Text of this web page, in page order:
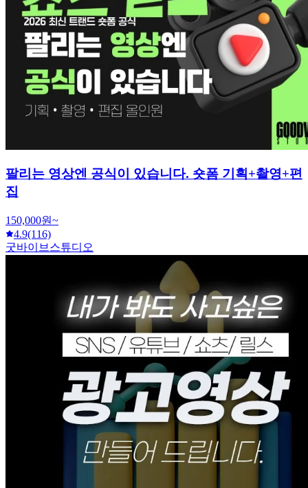
팔리는 영상엔 공식이 있습니다. 숏폼 기획+촬영+편
집
150,000원~
4.9(116)
굿바이브스튜디오